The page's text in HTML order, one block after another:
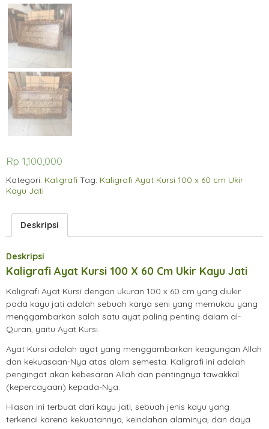
Rp 1,100,000
Kategori: Kaligrafi Tag: Kaligrafi Ayat Kursi 100 x 60 cm Ukir
Kayu Jati
Deskripsi
Deskripsi
Kaligrafi Ayat Kursi 100 X 60 Cm Ukir Kayu Jati
Kaligrafi Ayat Kursi dengan ukuran 100 x 60 cm yang diukir
pada kayu jati adalah sebuah karya seni yang memukau yang
menggambarkan salah satu ayat paling penting dalam al-
Quran, yaitu Ayat Kursi.
Ayat Kursi adalah ayat yang menggambarkan keagungan Allah
dan kekuasaan-Nya atas alam semesta. Kaligrafi ini adalah
pengingat akan kebesaran Allah dan pentingnya tawakkal
(kepercayaan) kepada-Nya.
Hiasan ini terbuat dari kayu jati, sebuah jenis kayu yang
terkenal karena kekuatannya, keindahan alaminya, dan daya